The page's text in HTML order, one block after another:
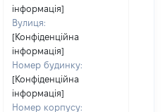
інформація]
Вулиця:
[Конфіденційна
інформація]
Номер будинку:
[Конфіденційна
інформація]
Номер корпусу: